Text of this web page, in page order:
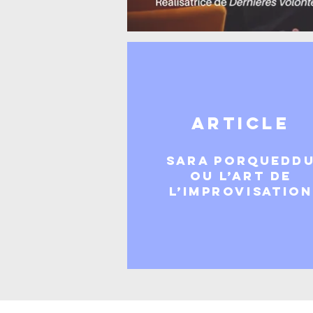
ARTICLE
Sara
ou l’art de
l’improvisation